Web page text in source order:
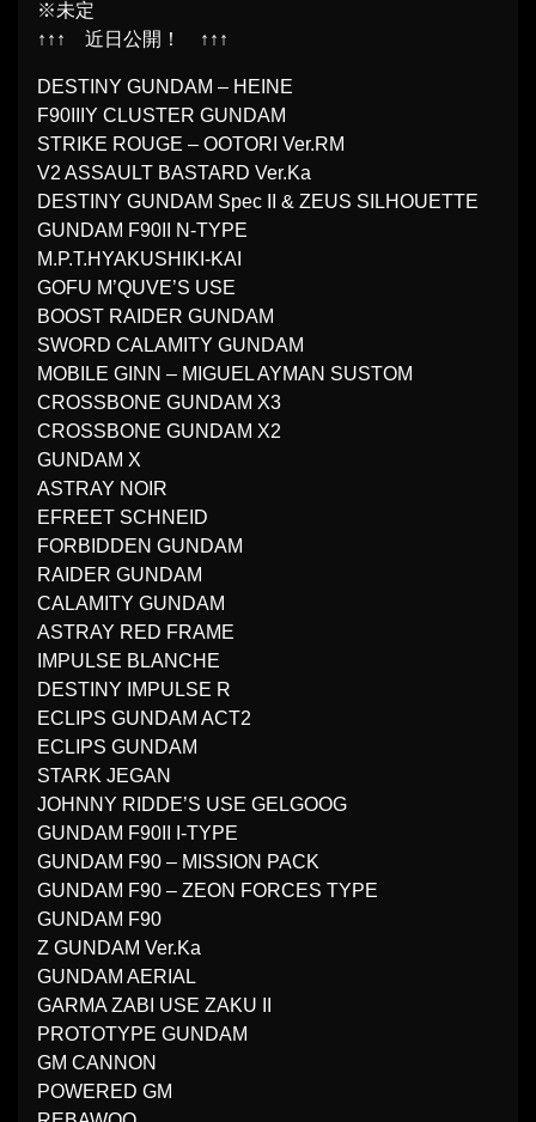
※未定
↑↑↑ 近日公開！ ↑↑↑
DESTINY GUNDAM – HEINE
F90IIIY CLUSTER GUNDAM
STRIKE ROUGE – OOTORI Ver.RM
V2 ASSAULT BASTARD Ver.Ka
DESTINY GUNDAM Spec II & ZEUS SILHOUETTE
GUNDAM F90II N-TYPE
M.P.T.HYAKUSHIKI-KAI
GOFU M’QUVE’S USE
BOOST RAIDER GUNDAM
SWORD CALAMITY GUNDAM
MOBILE GINN – MIGUEL AYMAN SUSTOM
CROSSBONE GUNDAM X3
CROSSBONE GUNDAM X2
GUNDAM X
ASTRAY NOIR
EFREET SCHNEID
FORBIDDEN GUNDAM
RAIDER GUNDAM
CALAMITY GUNDAM
ASTRAY RED FRAME
IMPULSE BLANCHE
DESTINY IMPULSE R
ECLIPS GUNDAM ACT2
ECLIPS GUNDAM
STARK JEGAN
JOHNNY RIDDE’S USE GELGOOG
GUNDAM F90II I-TYPE
GUNDAM F90 – MISSION PACK
GUNDAM F90 – ZEON FORCES TYPE
GUNDAM F90
Z GUNDAM Ver.Ka
GUNDAM AERIAL
GARMA ZABI USE ZAKU II
PROTOTYPE GUNDAM
GM CANNON
POWERED GM